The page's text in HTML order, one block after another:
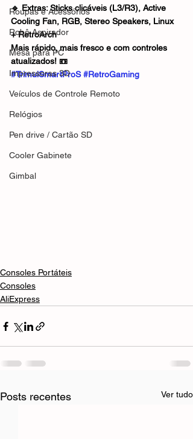
Roupas e Acessórios
Robô Aspirador
Mesa para PC
Impressoras 3D
Veículos de Controle Remoto
Relógios
Pen drive / Cartão SD
Cooler Gabinete
Gimbal
🔹 Extras: Sticks clicáveis (L3/R3), Active
Cooling Fan, RGB, Stereo Speakers, Linux
+ RetroArch
Mais rápido, mais fresco e com controles
atualizados! 📼
#TrimuiSmartProS #RetroGaming
Consoles Portáteis
Consoles
AliExpress
Posts recentes Ver tudo